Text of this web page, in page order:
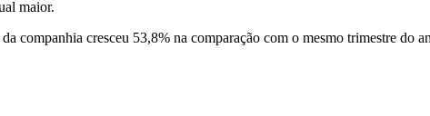
maior.
companhia cresceu 53,8% na comparação com o mesmo trimestre do